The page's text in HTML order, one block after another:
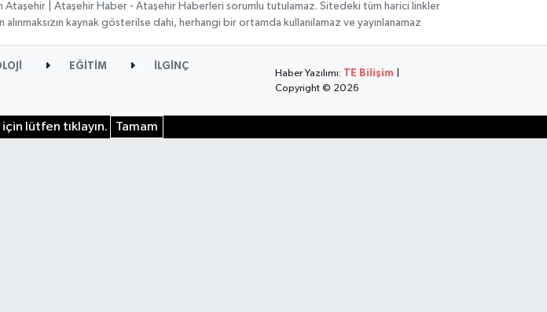
Ataşehir | Ataşehir Haber - Ataşehir Haberleri sorumlu tutulamaz. Sitedeki tüm harici linkler
kaynak gösterilse dahi, herhangi bir ortamda kullanılamaz ve yayınlanamaz
EĞİTİM
İLGİNÇ
Haber Yazılımı: TE Bilişim
Copyright © 2026
lütfen tıklayın. Tamam